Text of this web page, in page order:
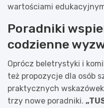
wartościami
Poradniki
codzienne
Oprócz beletrystyki i
też propozycje dla osób
praktycznych
trzy nowe poradniki.